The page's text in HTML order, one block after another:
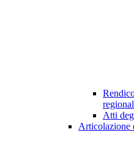
Atti
Articolazione